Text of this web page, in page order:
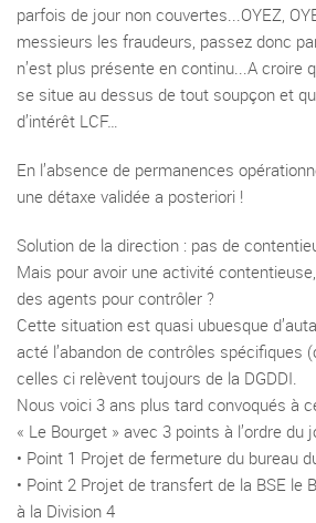
parfois de jour non couvertes...OYEZ,
messieurs les fraudeurs, passez donc
n’est plus présente en continu...A croire
se situe au dessus de tout soupçon et
d’intérêt LCF…
En l’absence de permanences
une détaxe validée a posteriori !
Solution de la direction : pas de
Mais pour avoir une activité
des agents pour contrôler ?
Cette situation est quasi ubuesque
acté l’abandon de contrôles spécifiques
celles ci relèvent toujours de la DGDDI.
Nous voici 3 ans plus tard convoqués à
« Le Bourget » avec 3 points à l’ordre du
• Point 1 Projet de fermeture du bureau
• Point 2 Projet de transfert de la BSE le
à la Division 4